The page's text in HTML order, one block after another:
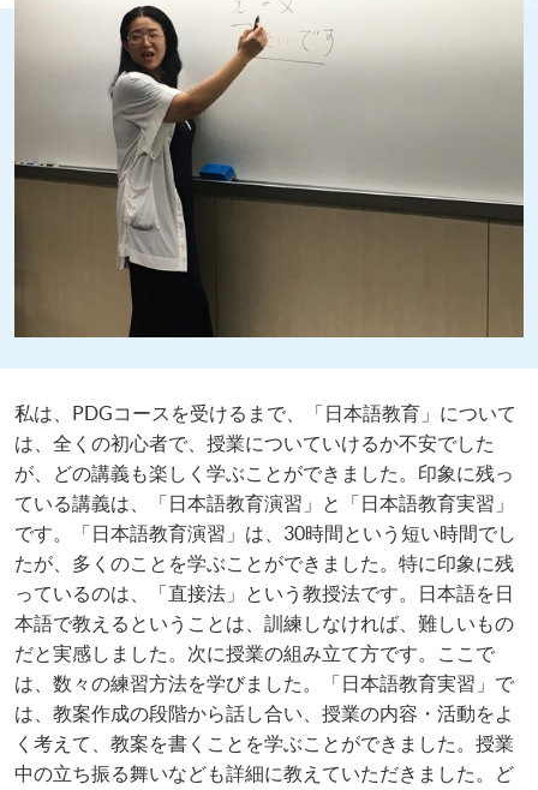
私は、PDGコースを受けるまで、「日本語教育」について
は、全くの初心者で、授業についていけるか不安でした
が、どの講義も楽しく学ぶことができました。印象に残っ
ている講義は、「日本語教育演習」と「日本語教育実習」
です。「日本語教育演習」​は、30時間という短い時間でし
たが、多くのことを学ぶことができました。特に印象に残
っているのは、「直接法」という教授法です。日本語を日
本語で教えるということは、訓練しなければ、難しいもの
だと実感しました。次に授業の組み立て方です。ここで
は、数々の練習方法を学びました。「日本語教育実習」で
は、教案作成の段階から話し合い、授業の内容・活動をよ
く考えて、教案を書くことを学ぶことができました。授業
中の立ち振る舞いなども詳細に教えていただきました。ど